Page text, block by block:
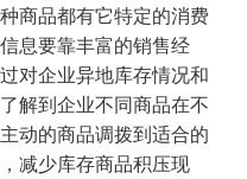
商品都有它特定的消费
息要靠丰富的销售经
对企业异地库存情况和
解到企业不同商品在不
动的商品调拨到适合的
减少库存商品积压现